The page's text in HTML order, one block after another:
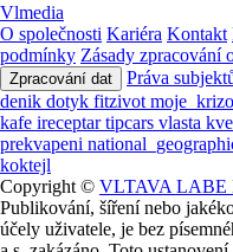
Vlmedia
O společnosti Kariéra Kontakt
podmínky Zásady zpracování
Zpracování dat
Práva
denik dotyk fitzivot
kafe ireceptartipcars vlasta
prekvapeni
koktejl
Copyright © VLTAVA LABE
Publikování, šíření nebo
účely uživatele, je bez